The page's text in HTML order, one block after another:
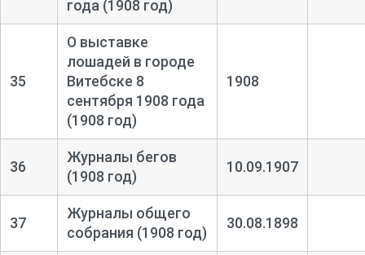
года (1908 год)
35
О выставке
лошадей в городе
Витебске 8
сентября 1908 года
(1908 год)
1908
36
Журналы бегов
(1908 год)
10.09.1907
37
Журналы общего
собрания (1908 год)
30.08.1898